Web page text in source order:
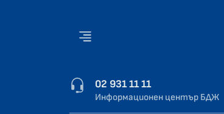
02 931 11 11
Информационен център БДЖ